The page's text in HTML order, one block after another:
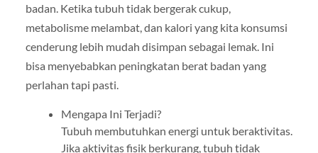
badan. Ketika tubuh tidak bergerak cukup,
metabolisme melambat, dan kalori yang kita konsumsi
cenderung lebih mudah disimpan sebagai lemak. Ini
bisa menyebabkan peningkatan berat badan yang
perlahan tapi pasti.
Mengapa Ini Terjadi?
Tubuh membutuhkan energi untuk beraktivitas.
Jika aktivitas fisik berkurang, tubuh tidak